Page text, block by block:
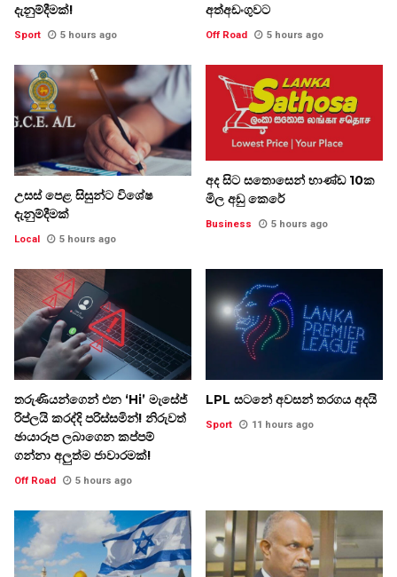
දැනුම්දීමක්!
Sport 5 hours ago
අත්අඩංගුවට
Off Road 5 hours ago
උසස් පෙළ සිසුන්ට විශේෂ
දැනුම්දීමක්
Local 5 hours ago
අද සිට සතොසෙන් භාණ්ඩ 10ක
මිල අඩු කෙරේ
Business 5 hours ago
තරුණියන්ගෙන් එන ‘Hi’ මැසේජ්
රිප්ලයි කරද්දි පරිස්සමින්! නිරුවත්
ඡායාරූප ලබාගෙන කප්පම්
ගන්නා අලුත්ම ජාවාරමක්!
Off Road 5 hours ago
LPL සටනේ අවසන් තරගය අදයි
Sport 11 hours ago